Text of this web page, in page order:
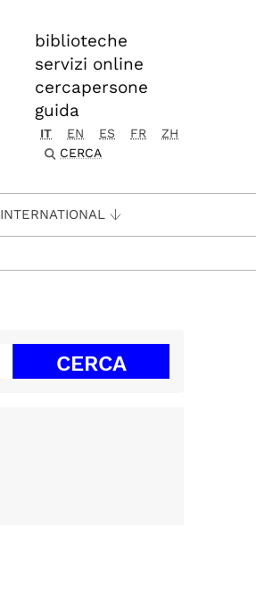
biblioteche
servizi online
cercapersone
guida
IT EN ES FR
ZH
CERCA
INTERNATIONAL